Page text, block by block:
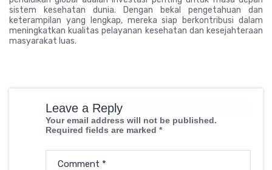
sistem kesehatan dunia. Dengan bekal pengetahuan dan
keterampilan yang lengkap, mereka siap berkontribusi dalam
meningkatkan kualitas pelayanan kesehatan dan kesejahteraan
masyarakat luas.
Leave a Reply
Your email address will not be published.
Required fields are marked *
Comment *